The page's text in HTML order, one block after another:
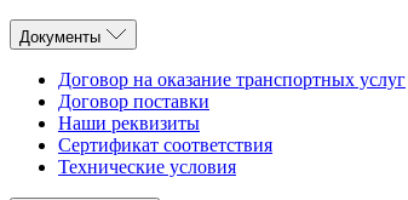
Документы
Договор на оказание транспортных услуг
Договор поставки
Наши реквизиты
Сертификат соответствия
Технические условия